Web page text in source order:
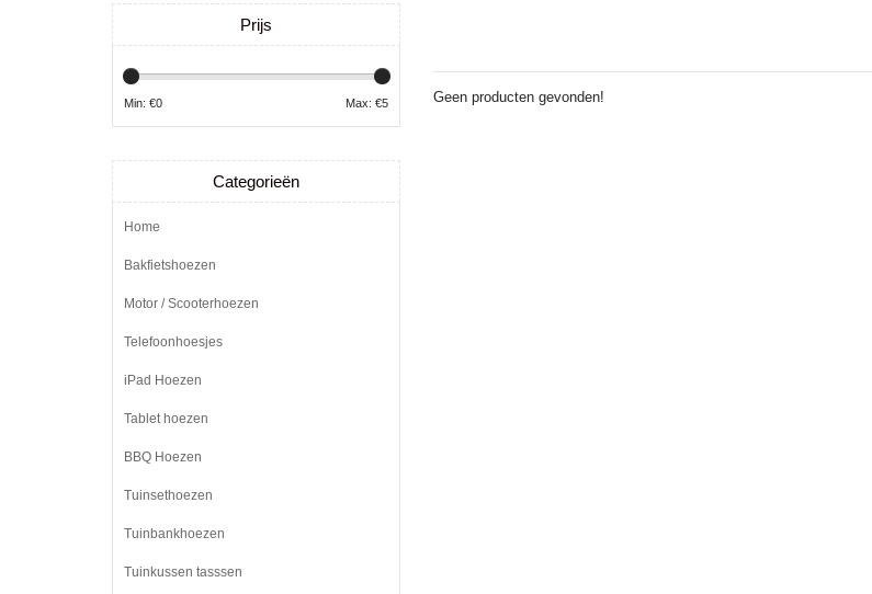
Geen producten gevonden!
Prijs
Min: €0 Max: €5
Categorieën
Home
Bakfietshoezen
Motor / Scooterhoezen
Telefoonhoesjes
iPad Hoezen
Tablet hoezen
BBQ Hoezen
Tuinsethoezen
Tuinbankhoezen
Tuinkussen tasssen